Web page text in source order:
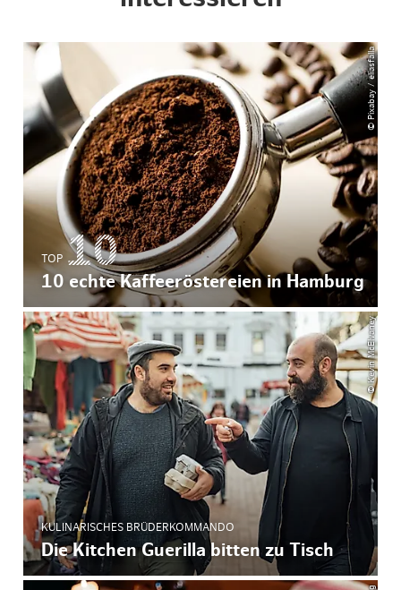
© Pixabay / eliasfalla
TOP
10 echte Kaffeeröstereien in Hamburg
© Kevin McElvaney
KULINARISCHES BRÜDERKOMMANDO
Die Kitchen Guerilla bitten zu Tisch